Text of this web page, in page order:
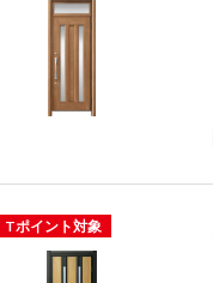
Tポイント対象